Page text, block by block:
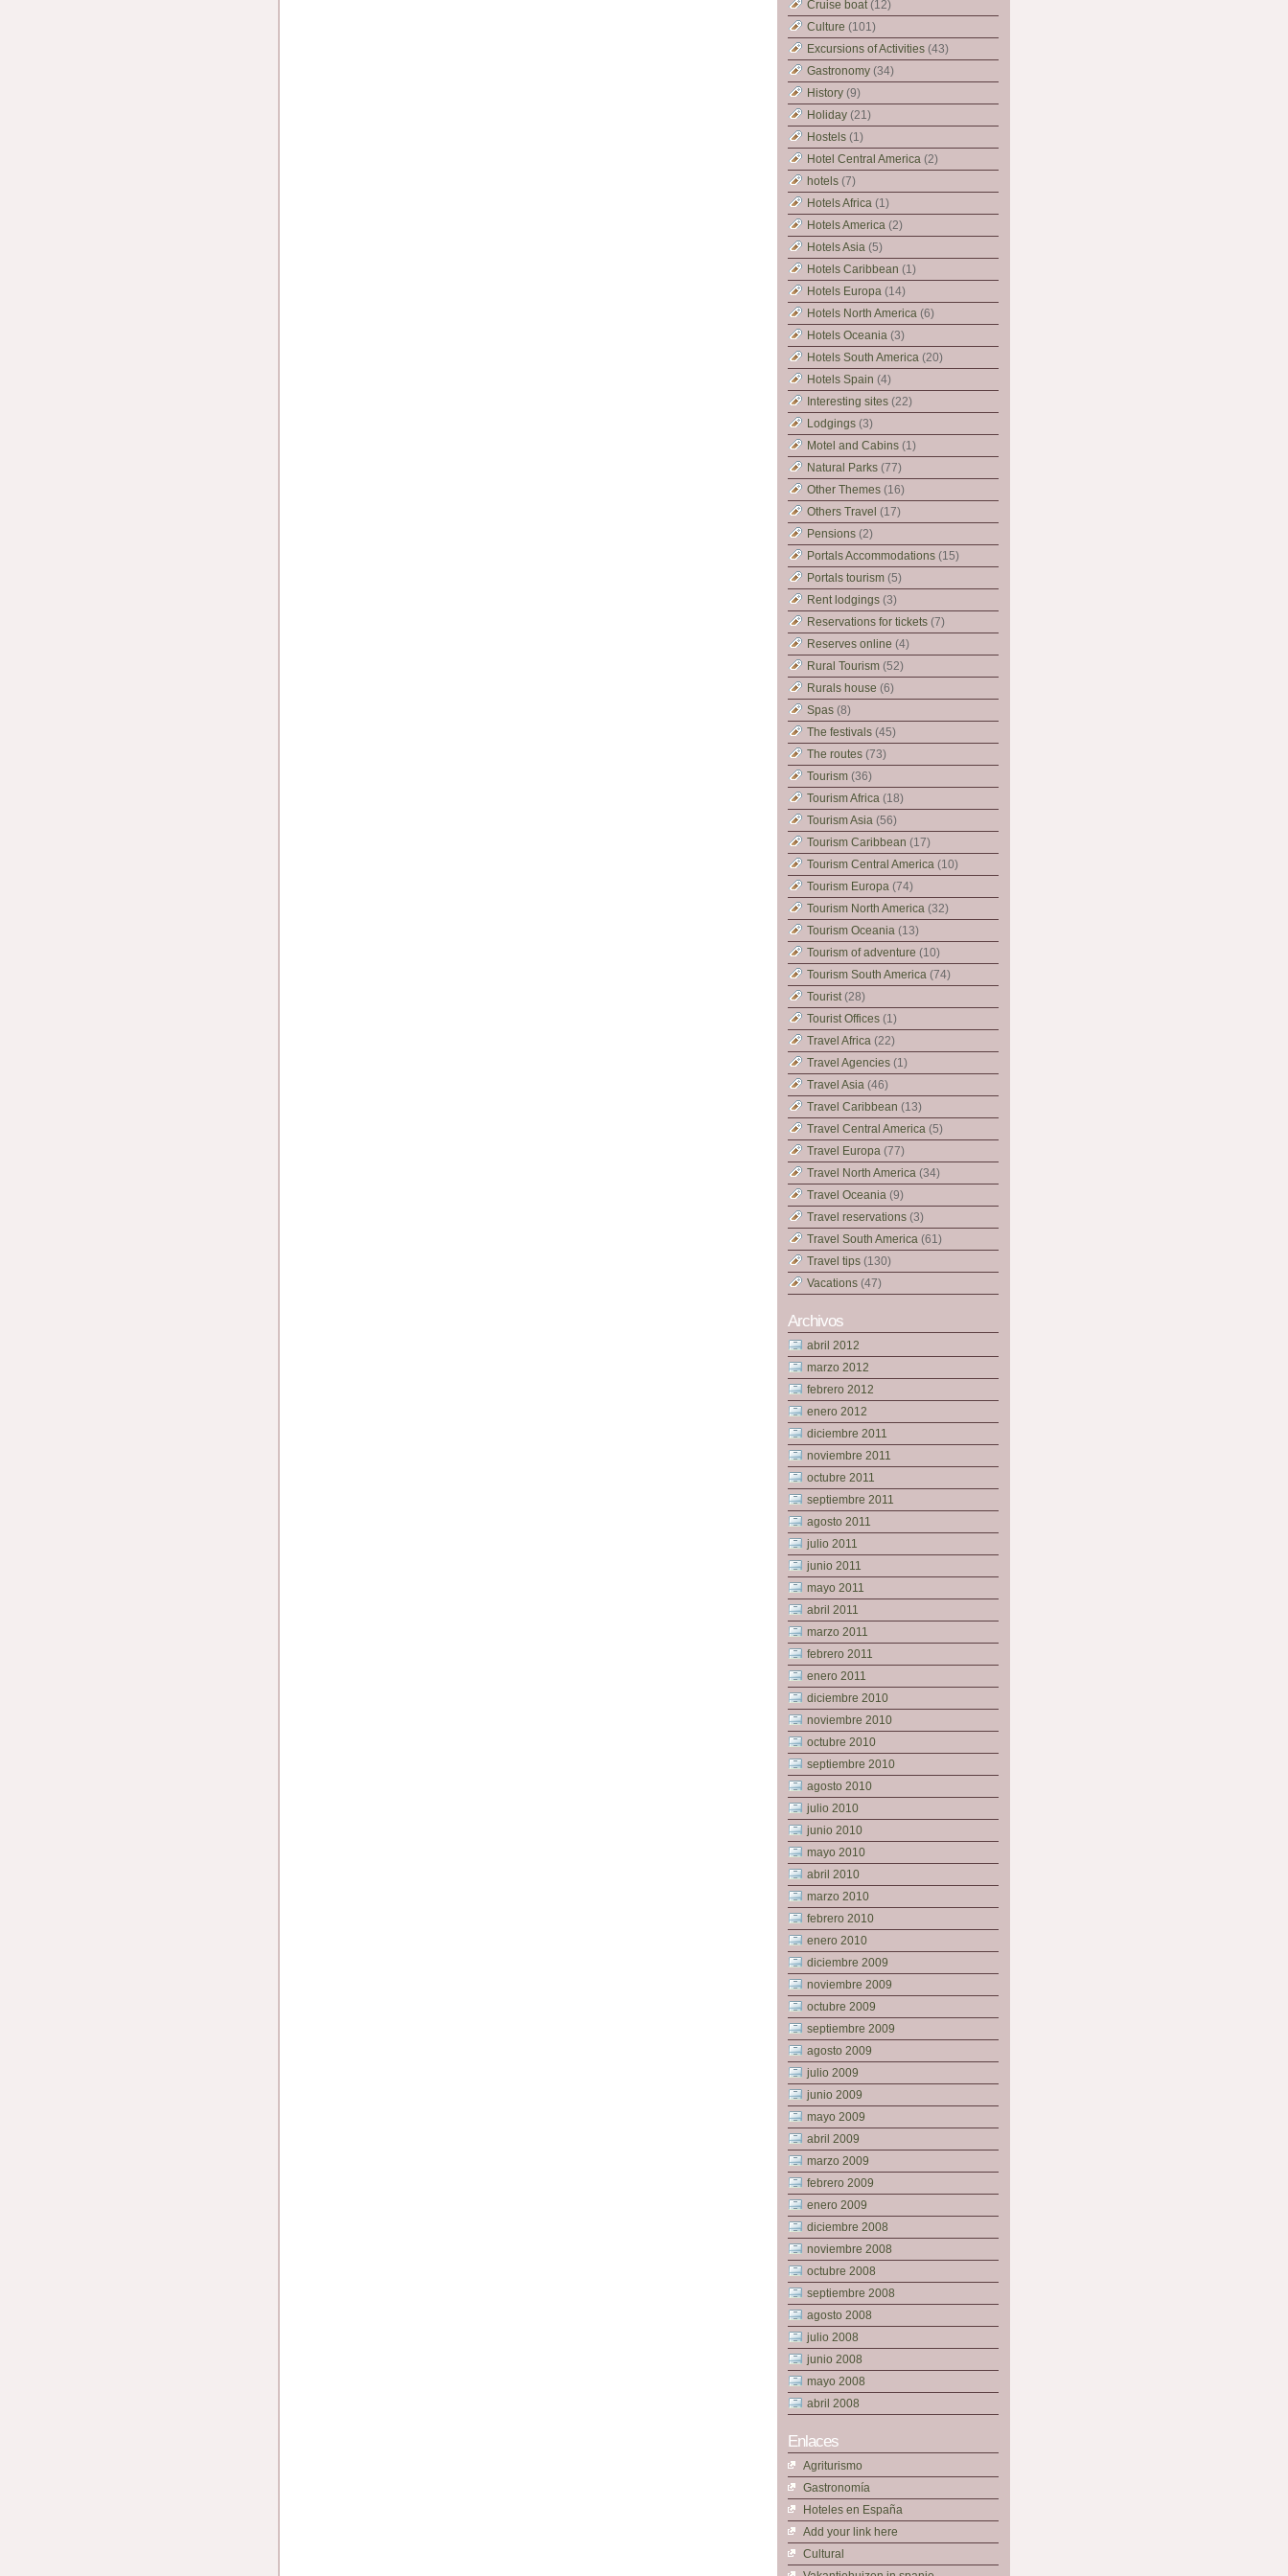
Cruise boat(12)
Culture (101)
Excursions of Activities (43)
Gastronomy (34)
History (9)
Holiday (21)
Hostels (1)
Hotel Central America (2)
hotels (7)
Hotels Africa (1)
Hotels America (2)
Hotels Asia (5)
Hotels Caribbean (1)
Hotels Europa (14)
Hotels North America (6)
Hotels Oceania (3)
Hotels South America (20)
Hotels Spain (4)
Interesting sites (22)
Lodgings (3)
Motel and Cabins (1)
Natural Parks (77)
Other Themes (16)
Others Travel (17)
Pensions (2)
Portals Accommodations (15)
Portals tourism (5)
Rent lodgings (3)
Reservations for tickets (7)
Reserves online (4)
Rural Tourism (52)
Rurals house (6)
Spas (8)
The festivals (45)
The routes (73)
Tourism (36)
Tourism Africa (18)
Tourism Asia (56)
Tourism Caribbean (17)
Tourism Central America (10)
Tourism Europa (74)
Tourism North America (32)
Tourism Oceania (13)
Tourism of adventure (10)
Tourism South America (74)
Tourist(28)
Tourist Offices (1)
Travel Africa (22)
Travel Agencies (1)
Travel Asia (46)
Travel Caribbean (13)
Travel Central America (5)
Travel Europa (77)
Travel North America (34)
Travel Oceania (9)
Travel reservations (3)
Travel South America (61)
Travel tips (130)
Vacations (47)
Archivos
abril 2012
marzo 2012
febrero 2012
enero 2012
diciembre 2011
noviembre 2011
octubre 2011
septiembre 2011
agosto 2011
julio 2011
junio 2011
mayo 2011
abril 2011
marzo 2011
febrero 2011
enero 2011
diciembre 2010
noviembre 2010
octubre 2010
septiembre 2010
agosto 2010
julio 2010
junio 2010
mayo 2010
abril 2010
marzo 2010
febrero 2010
enero 2010
diciembre 2009
noviembre 2009
octubre 2009
septiembre 2009
agosto 2009
julio 2009
junio 2009
mayo 2009
abril 2009
marzo 2009
febrero 2009
enero 2009
diciembre 2008
noviembre 2008
octubre 2008
septiembre 2008
agosto 2008
julio 2008
junio 2008
mayo 2008
abril 2008
Enlaces
Agriturismo
Gastronomía
Hoteles en España
Add your link here
Cultural